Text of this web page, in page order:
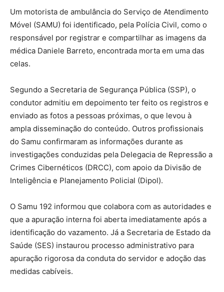
Um motorista de ambulância do Serviço de Atendimento
Móvel (SAMU) foi identificado, pela Polícia Civil, como o
responsável por registrar e compartilhar as imagens da
médica Daniele Barreto, encontrada morta em uma das
celas.
Segundo a Secretaria de Segurança Pública (SSP), o
condutor admitiu em depoimento ter feito os registros e
enviado as fotos a pessoas próximas, o que levou à
ampla disseminação do conteúdo. Outros profissionais
do Samu confirmaram as informações durante as
investigações conduzidas pela Delegacia de Repressão a
Crimes Cibernéticos (DRCC), com apoio da Divisão de
Inteligência e Planejamento Policial (Dipol).
O Samu 192 informou que colabora com as autoridades e
que a apuração interna foi aberta imediatamente após a
identificação do vazamento. Já a Secretaria de Estado da
Saúde (SES) instaurou processo administrativo para
apuração rigorosa da conduta do servidor e adoção das
medidas cabíveis.